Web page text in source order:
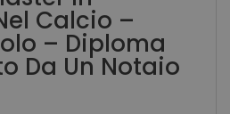
Calcio –
– Diploma
Da Un Notaio